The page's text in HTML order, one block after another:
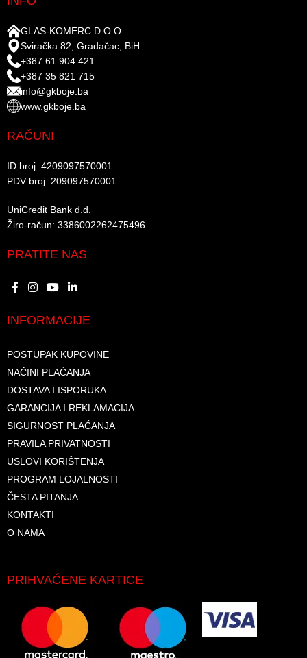
GLAS-KOMERC D.O.O.
Sviračka 82, Gradačac, BiH
+387 61 904 421
+387 35 821 715
info@gkboje.ba
www.gkboje.ba
RAČUNI
ID broj: 4209097570001​
PDV broj: 209097570001 ​
UniCredit Bank d.d.​
Žiro-račun: 3386002262475496​​
PRATITE NAS
INFORMACIJE
POSTUPAK KUPOVINE
NAČINI PLAĆANJA
DOSTAVA I ISPORUKA
GARANCIJA I REKLAMACIJA
SIGURNOST PLAĆANJA
PRAVILA PRIVATNOSTI
USLOVI KORIŠTENJA
PROGRAM LOJALNOSTI
ČESTA PITANJA
KONTAKTI
O NAMA
PRIHVAĆENE KARTICE